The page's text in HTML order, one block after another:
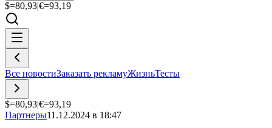
$=80,93|€=93,19
Все новостиЗаказать рекламуЖизньТесты
$=80,93|€=93,19
Партнеры11.12.2024 в 18:47